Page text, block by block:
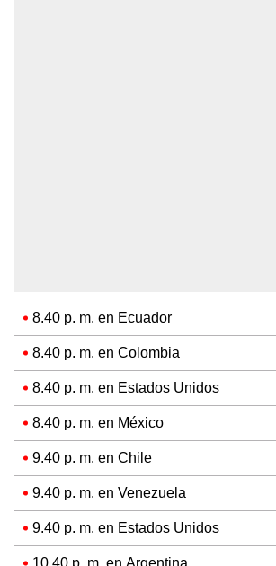
8.40 p. m. en Ecuador
8.40 p. m. en Colombia
8.40 p. m. en Estados Unidos
8.40 p. m. en México
9.40 p. m. en Chile
9.40 p. m. en Venezuela
9.40 p. m. en Estados Unidos